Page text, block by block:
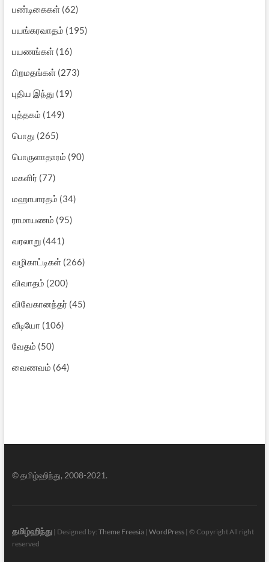
பண்டிகைகள்(62)
பயங்கரவாதம் (195)
பயணங்கள்(16)
பிறமதங்கள்(273)
புதிய இந்து (19)
புத்தகம் (149)
பொது (265)
பொருளாதாரம் (90)
மகளிர் (77)
மஹாபாரதம் (34)
ராமாயணம் (95)
வரலாறு(441)
வழிகாட்டிகள்(266)
விவாதம் (200)
விவேகானந்தர் (45)
வீடியோ (106)
வேதம் (50)
வைணவம் (64)
© தமிழ்ஹிந்து, 2008-2021.
தமிழ்ஹிந்து| Designed by: Theme Freesia| WordPress| © Copyright All right
reserved